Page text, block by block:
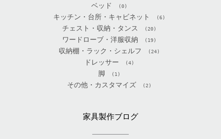
ベッド (0)
キッチン・台所・キャビネット (6)
チェスト・収納・タンス (20)
ワードローブ・洋服収納 (19)
収納棚・ラック・シェルフ (24)
ドレッサー (4)
脚 (1)
その他・カスタマイズ (2)
家具製作ブログ